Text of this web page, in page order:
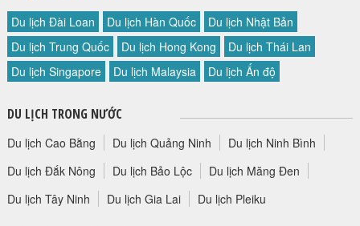
Du lịch Đài Loan Du lịch Hàn Quốc
Du lịch Nhật Bản
Du lịch Trung Quốc
Du lịch Hong Kong
Du lịch Thái Lan
Du lịch Singapore
Du lịch Malaysia Du lịch Ấn độ
DU LỊCH TRONG NƯỚC
Du lịch Cao Bằng Du lịch Quảng Ninh
Du lịch Ninh Bình
Du lịch Đắk Nông
Du lịch Bảo Lộc
Du lịch Măng Đen
Du lịch Tây Ninh
Du lịch Gia Lai Du lịch Pleiku